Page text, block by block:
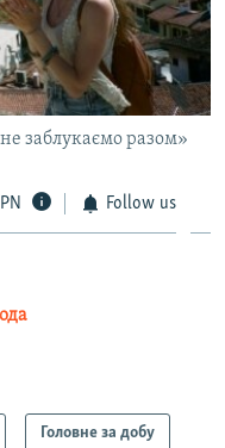
заблукаємо разом»
Follow us
Головне за добу